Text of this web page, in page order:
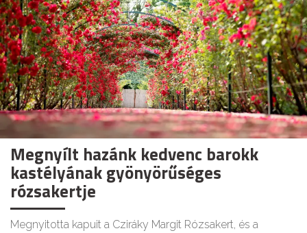
Megnyílt hazánk kedvenc barokk
kastélyának gyönyörűséges
rózsakertje
Megnyitotta kapuit a Cziráky Margit Rózsakert, és a